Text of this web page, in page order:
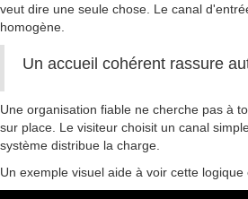
veut dire une seule chose. Le canal
homogène.
Un accueil cohérent rassure
Une organisation fiable ne cherche pas à
sur place. Le visiteur choisit un canal
système distribue la charge.
Un exemple visuel aide à voir cette logique